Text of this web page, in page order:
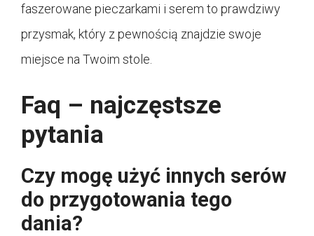
faszerowane pieczarkami i serem to prawdziwy
przysmak, który z pewnością znajdzie swoje
miejsce na Twoim stole.
Faq – najczęstsze
pytania
Czy mogę użyć innych serów
do przygotowania tego
dania?